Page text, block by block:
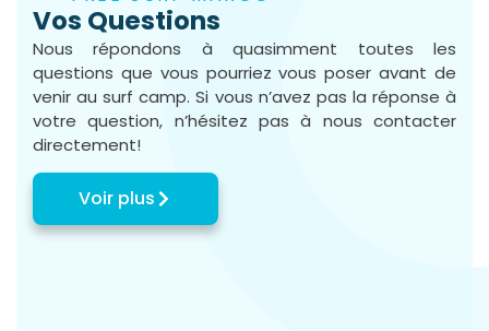
Vos Questions
Nous répondons à quasimment toutes les
questions que vous pourriez vous poser avant de
venir au surf camp. Si vous n’avez pas la réponse à
votre question, n’hésitez pas à nous contacter
directement!
Voir plus